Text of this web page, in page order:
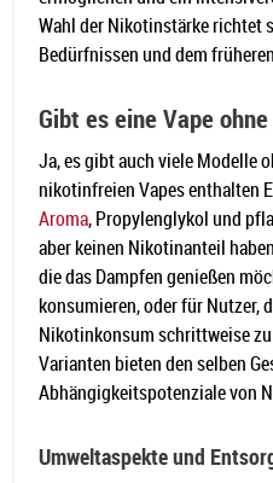
Wahl der Nikotinstärke richtet
Bedürfnissen und dem
Gibt es eine Vape
Ja, es gibt auch viele Modelle
nikotinfreien Vapes enthalten
Aroma, Propylenglykol und
aber keinen Nikotinanteil
die das Dampfen genießen
konsumieren, oder für Nutzer,
Nikotinkonsum schrittweise
Varianten bieten den selben
Abhängigkeitspotenziale von
Umweltaspekte und